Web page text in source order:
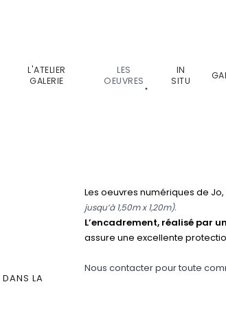
L'ATELIER
GALERIE
LES
OEUVRES
IN
SITU
DANS LA
Les oeuvres numériques de Jo,
jusqu’à 1,50m x 1,20m).
L’encadrement, réalisé par
assure une excellente
Nous contacter pour toute